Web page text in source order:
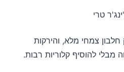
טרי
צמחי מלא, והירקות
מבלי להוסיף קלוריות רבות.